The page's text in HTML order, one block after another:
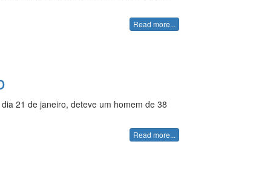
Read more...
21 de janeiro, deteve um homem de 38
Read more...